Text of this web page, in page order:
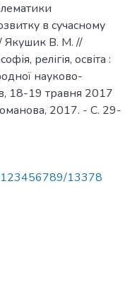
в сучасному
/ Якушик В. М. //
релігія, освіта :
науково-
18-19 травня 2017
2017. - С. 29-
123456789/13378